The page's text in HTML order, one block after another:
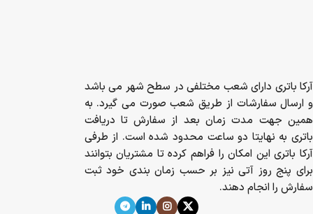
باتری به نهایتا دو ساعت محدود شده است. از طرفی
آرکا باتری این امکان را فراهم کرده تا مشتریان بتوانند
برای پنج روز آتی نیز بر حسب زمان بندی خود ثبت
سفارش را انجام دهند.
دفتر مرکزی : تهران، شهرک گلستان، میدان اتریش، مجتمع باران، واحد 337B